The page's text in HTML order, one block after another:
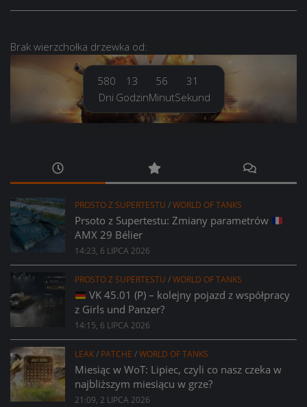
Brak wierzchołka drzewka od:
580
Dni
13
Godzin
56
Minut
31
Sekund
PROSTO Z SUPERTESTU /WORLD OF TANKS
Prsoto z Supertestu: Zmiany parametrów
AMX 29 Bélier
14:23, 6 LIPCA 2026
PROSTO Z SUPERTESTU /WORLD OF TANKS
VK 45.01 (P) – kolejny pojazd z współpracy
z Girls und Panzer?
14:15, 6 LIPCA 2026
LEAK/ PATCHE /WORLD OF TANKS
Miesiąc w WoT: Lipiec, czyli co nasz czeka w
najbliższym miesiącu w grze?
21:09, 2 LIPCA 2026